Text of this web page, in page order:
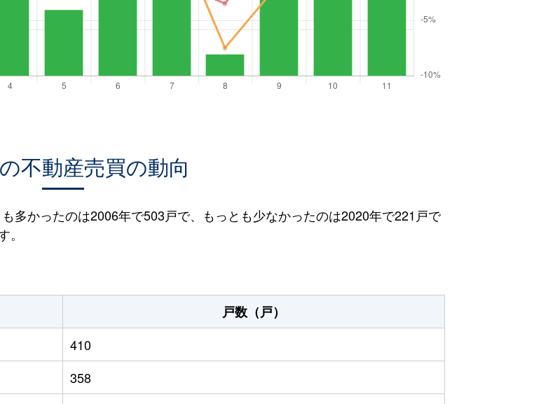
の不動産売買の動向
多かったのは2006年で503戸で、もっとも少なかったのは2020年で221戸で
戸数（戸）
410
358